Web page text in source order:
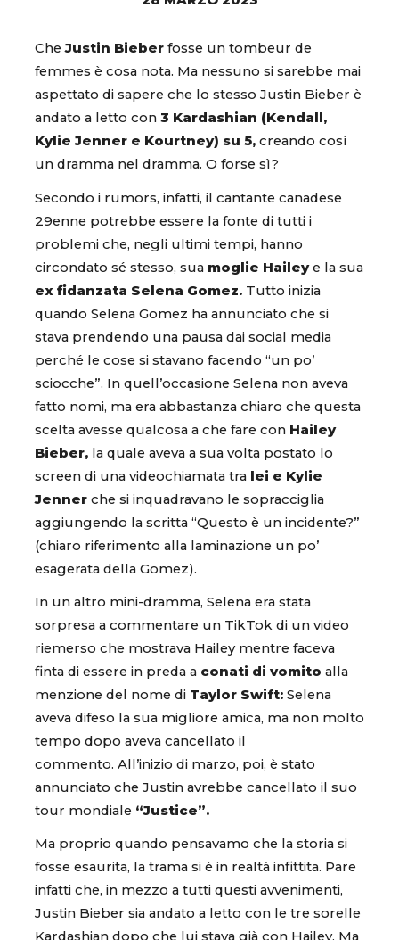
CheJustin Bieber fosse un tombeur de
femmes è cosa nota. Ma nessuno si sarebbe mai
aspettato di sapere che lo stesso Justin Bieber è
andato a letto con 3 Kardashian (Kendall,
Kylie Jenner e Kourtney) su 5, creando così
un dramma nel dramma. O forse sì?
Secondo i rumors, infatti, il cantante canadese
29enne potrebbe essere la fonte di tutti i
problemi che, negli ultimi tempi, hanno
circondato sé stesso, sua moglie Haileye la sua
ex fidanzata Selena Gomez. Tutto inizia
quando Selena Gomez ha annunciato che si
stava prendendo una pausa dai social media
perché le cose si stavano facendo “un po’
sciocche”. In quell’occasione Selena non aveva
fatto nomi, ma era abbastanza chiaro che questa
scelta avesse qualcosa a che fare con Hailey
Bieber, la quale aveva a sua volta postato lo
screen di una videochiamata tra lei e Kylie
Jenner che si inquadravano le sopracciglia
aggiungendo la scritta “Questo è un incidente?”
(chiaro riferimento alla laminazione un po’
esagerata della Gomez).
In un altro mini-dramma, Selena era stata
sorpresa a commentare un TikTok di un video
riemerso che mostrava Hailey mentre faceva
finta di essere in preda a conati di vomito alla
menzione del nome di Taylor Swift: Selena
aveva difeso la sua migliore amica, ma non molto
tempo dopo aveva cancellato il
commento. All’inizio di marzo, poi, è stato
annunciato che Justin avrebbe cancellato il suo
tour mondiale “Justice”.
Ma proprio quando pensavamo che la storia si
fosse esaurita, la trama si è in realtà infittita. Pare
infatti che, in mezzo a tutti questi avvenimenti,
Justin Bieber sia andato a letto con le tre sorelle
Kardashian dopo che lui stava già con Hailey. Ma